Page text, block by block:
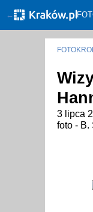
←
3 lipca
foto - B.